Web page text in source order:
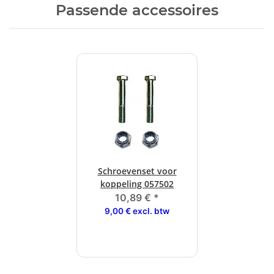
Passende accessoires
Schroevenset voor
koppeling 057502
10,89 € *
9,00 € excl. btw